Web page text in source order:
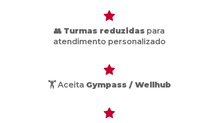
👥 Turmas reduzidas para
atendimento personalizado
🏋️ Aceita Gympass / Wellhub